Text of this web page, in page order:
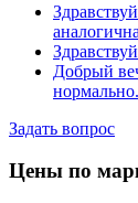
Добрый
Задать вопрос
Цены по